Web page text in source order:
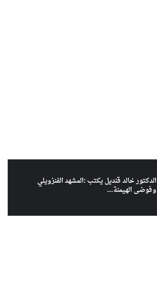
الدكتور خالد قنديل يكتب :المشهد الفنزويلي
وفوضى الهيمنة...